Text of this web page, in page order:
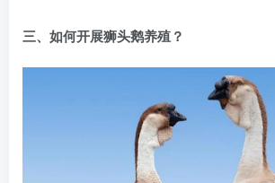
三、如何开展狮头鹅养殖？